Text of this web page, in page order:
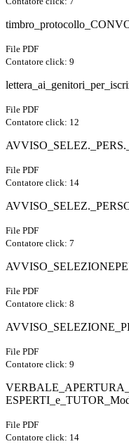
File PDF
Contatore click: 9
File PDF
Contatore click: 12
File PDF
Contatore click: 14
File PDF
Contatore click: 7
File PDF
Contatore click: 8
File PDF
Contatore click: 9
File PDF
Contatore click: 14